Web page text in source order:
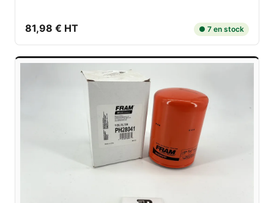
81,98 € HT ● 7 en stock